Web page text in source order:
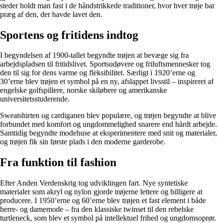
steder holdt man fast i de håndstrikkede traditioner, hvor hver trøje bar
præg af den, der havde lavet den.
Sportens og fritidens indtog
I begyndelsen af 1900-tallet begyndte trøjen at bevæge sig fra
arbejdspladsen til fritidslivet. Sportsudøvere og friluftsmennesker tog
den til sig for dens varme og fleksibilitet. Særligt i 1920’erne og
30’erne blev trøjen et symbol på en ny, afslappet livsstil – inspireret af
engelske golfspillere, norske skiløbere og amerikanske
universitetsstuderende.
Sweatshirten og cardiganen blev populære, og trøjen begyndte at blive
forbundet med komfort og ungdommelighed snarere end hårdt arbejde.
Samtidig begyndte modehuse at eksperimentere med snit og materialer,
og trøjen fik sin første plads i den moderne garderobe.
Fra funktion til fashion
Efter Anden Verdenskrig tog udviklingen fart. Nye syntetiske
materialer som akryl og nylon gjorde trøjerne lettere og billigere at
producere. I 1950’erne og 60’erne blev trøjen et fast element i både
herre- og damemode – fra den klassiske twinset til den rebelske
turtleneck, som blev et symbol på intellektuel frihed og ungdomsoprør.